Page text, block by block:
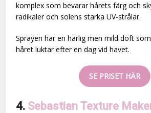
komplex som bevarar hårets färg och
radikaler och solens starka UV-strålar.
Sprayen har en härlig men mild doft
håret luktar efter en dag vid havet.
SE PRISET HÄR
4. Sebastian Texture